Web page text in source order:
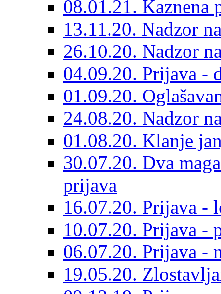
08.01.21. Kaznena
13.11.20. Nadzor
26.10.20. Nadzor
04.09.20. Prijava -
01.09.20.
24.08.20. Nadzor
01.08.20. Klanje
30.07.20. Dva
prijava
16.07.20. Prijava -
10.07.20. Prijava -
06.07.20. Prijava -
19.05.20.